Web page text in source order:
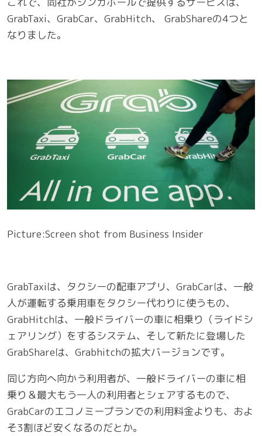
GrabTaxi、GrabCar、GrabHitch、 GrabShareの4つと
なりました。
Picture:Screen shot from Business Insider
GrabTaxiは、タクシーの配車アプリ、GrabCarは、一般
人が運転する乗用車をタクシー代わりに使うもの、
GrabHitchは、一般ドライバーの車に相乗り（ライドシ
ェアリング）をするシステム、そして新たに登場した
GrabShareは、Grabhitchの拡大バージョンです。
同じ方向へ向かう利用者が、一般ドライバーの車に相
乗り＆最大もう一人の利用者とシェアするもので、
GrabCarのエコノミープランでの利用料金よりも、およ
そ3割ほど安くなるのだとか。